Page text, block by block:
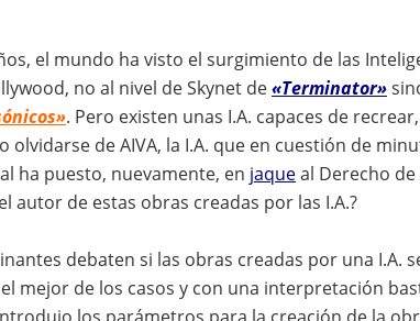
el mundo ha visto el surgimiento de las
no al nivel de Skynet de«Terminator»
. Pero existen unas I.A. capaces de
olvidarse de AIVA, la I.A. que en cuestión de
ha puesto, nuevamente, en jaqueal Derecho
autor de estas obras creadas por las I.A.?
debaten si las obras creadas por una I.A.
mejor de los casos y con una interpretación
los parámetros para la creación de la